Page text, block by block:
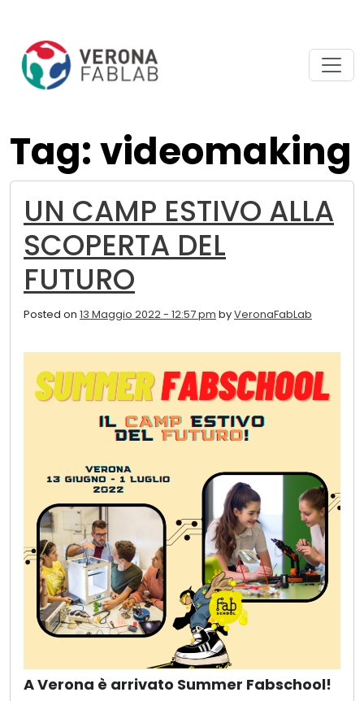
contenuto
principale
Tag: videomaking
UN CAMP ESTIVO ALLA
SCOPERTA DEL
FUTURO
Posted on 13 Maggio 2022 - 12:57 pm byVeronaFabLab
A Verona è arrivato Summer Fabschool!